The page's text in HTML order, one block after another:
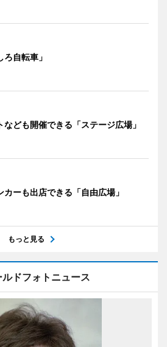
ろ自転車」
なども開催できる「ステージ広場」
カーも出店できる「自由広場」
もっと見る
ルドフォトニュース